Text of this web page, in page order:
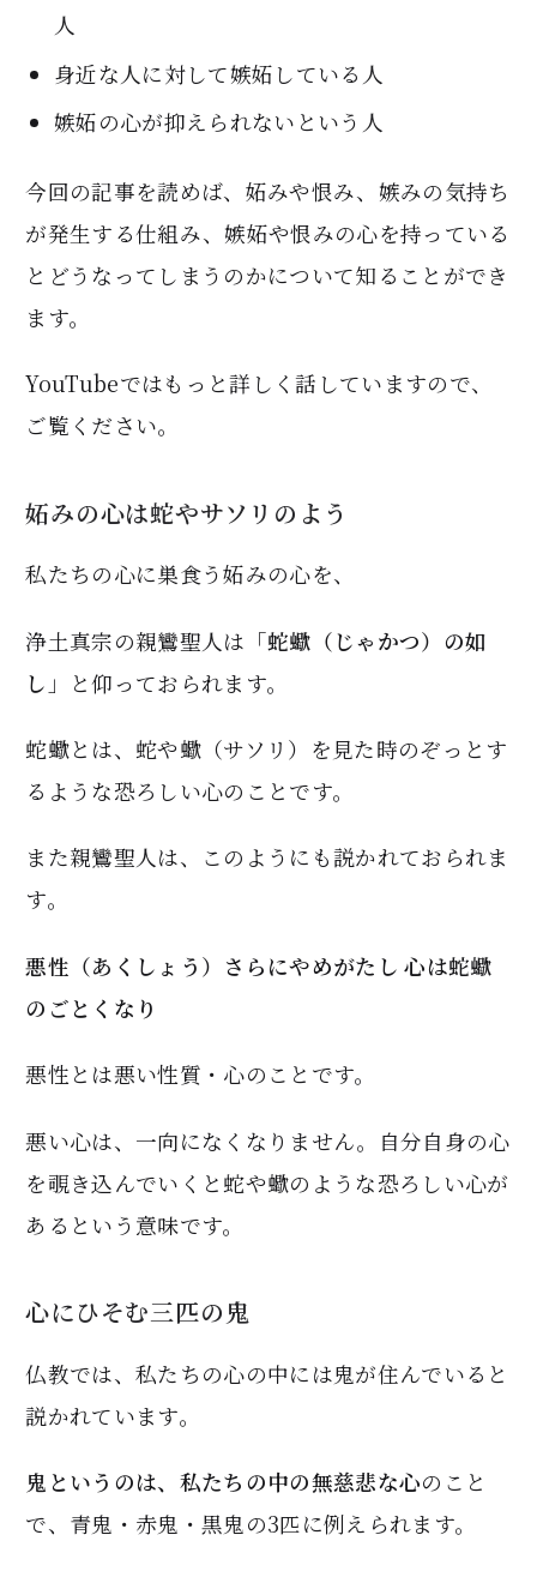
人
身近な人に対して嫉妬している人
嫉妬の心が抑えられないという人
今回の記事を読めば、妬みや恨み、嫉みの気持ち
が発生する仕組み、嫉妬や恨みの心を持っている
とどうなってしまうのかについて知ることができ
ます。
YouTubeではもっと詳しく話していますので、
ご覧ください。
妬みの心は蛇やサソリのよう
私たちの心に巣食う妬みの心を、
浄土真宗の親鸞聖人は「蛇蠍（じゃかつ）の如
し 」と仰っておられます。
蛇蠍とは、蛇や蠍（サソリ）を見た時のぞっとす
るような恐ろしい心のことです。
また親鸞聖人は、このようにも説かれておられま
す。
悪性（あくしょう）さらにやめがたし 心は蛇蠍
のごとくなり
悪性とは悪い性質・心のことです。
悪い心は、一向になくなりません。自分自身の心
を覗き込んでいくと蛇や蠍のような恐ろしい心が
あるという意味です。
心にひそむ三匹の鬼
仏教では、私たちの心の中には鬼が住んでいると
説かれています。
鬼というのは、私たちの中の無慈悲な心のこと
で、青鬼・赤鬼・黒鬼の3匹に例えられます。